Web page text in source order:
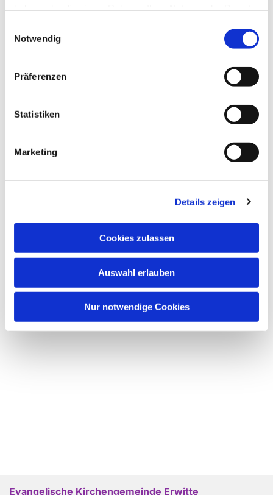
Notwendig
Präferenzen
Statistiken
Marketing
Details zeigen
Cookies zulassen
Auswahl erlauben
Nur notwendige Cookies
Evangelische Kirchengemeinde Erwitte